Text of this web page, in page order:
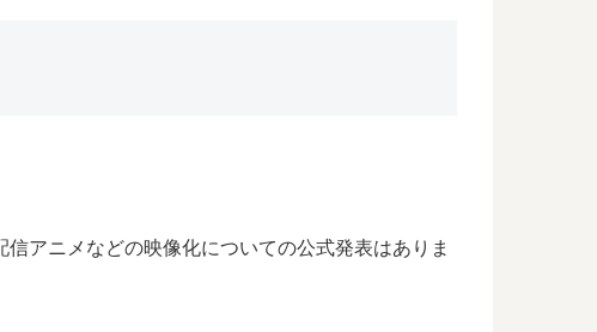
アニメなどの映像化についての公式発表はありま